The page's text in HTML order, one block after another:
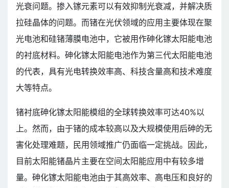
光衰问题。掺入镓元素可以有效抑制光衰减，并解决质
拉硅晶体的问题。而锗在光伏领域的应用主要体现在聚
光电池和硅锗薄膜电池中，它被用作砷化镓太阳能电池
的衬底材料。砷化镓太阳能电池作为第三代太阳能电池
的代表，具有光电转换效率高、科技含量高和技术难度
大等特点。
锗衬底砷化镓太阳能模组的全球转换效率可达40%以
上。然而，由于锗的成本较高以及大规模使用后砷的无
害化处理难题，民用领域推广仍面临一定挑战。因此，
目前太阳能锗晶片主要在空间太阳能应用中有较多增
量。砷化镓太阳能电池由于其高效率、高电压和良好的